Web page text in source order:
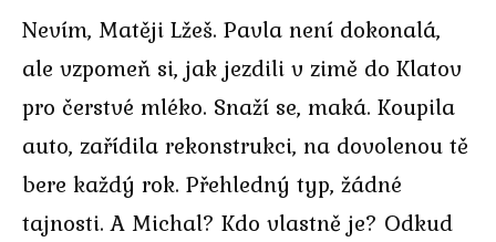
Nevím, Matěji Lžeš. Pavla není dokonalá,
ale vzpomeň si, jak jezdili v zimě do Klatov
pro čerstvé mléko. Snaží se, maká. Koupila
auto, zařídila rekonstrukci, na dovolenou tě
bere každý rok. Přehledný typ, žádné
tajnosti. A Michal? Kdo vlastně je? Odkud